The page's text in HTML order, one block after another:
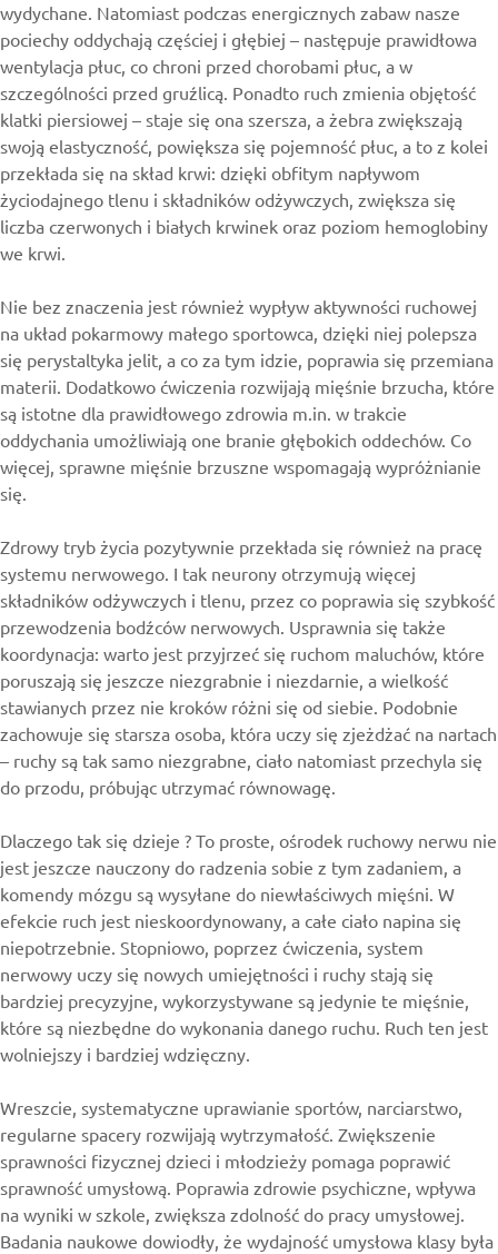
wydychane. Natomiast podczas energicznych zabaw nasze
pociechy oddychają częściej i głębiej – następuje prawidłowa
wentylacja płuc, co chroni przed chorobami płuc, a w
szczególności przed gruźlicą. Ponadto ruch zmienia objętość
klatki piersiowej – staje się ona szersza, a żebra zwiększają
swoją elastyczność, powiększa się pojemność płuc, a to z kolei
przekłada się na skład krwi: dzięki obfitym napływom
życiodajnego tlenu i składników odżywczych, zwiększa się
liczba czerwonych i białych krwinek oraz poziom hemoglobiny
we krwi.
Nie bez znaczenia jest również wypływ aktywności ruchowej
na układ pokarmowy małego sportowca, dzięki niej polepsza
się perystaltyka jelit, a co za tym idzie, poprawia się przemiana
materii. Dodatkowo ćwiczenia rozwijają mięśnie brzucha, które
są istotne dla prawidłowego zdrowia m.in. w trakcie
oddychania umożliwiają one branie głębokich oddechów. Co
więcej, sprawne mięśnie brzuszne wspomagają wypróżnianie
się.
Zdrowy tryb życia pozytywnie przekłada się również na pracę
systemu nerwowego. I tak neurony otrzymują więcej
składników odżywczych i tlenu, przez co poprawia się szybkość
przewodzenia bodźców nerwowych. Usprawnia się także
koordynacja: warto jest przyjrzeć się ruchom maluchów, które
poruszają się jeszcze niezgrabnie i niezdarnie, a wielkość
stawianych przez nie kroków różni się od siebie. Podobnie
zachowuje się starsza osoba, która uczy się zjeżdżać na nartach
– ruchy są tak samo niezgrabne, ciało natomiast przechyla się
do przodu, próbując utrzymać równowagę.
Dlaczego tak się dzieje ? To proste, ośrodek ruchowy nerwu nie
jest jeszcze nauczony do radzenia sobie z tym zadaniem, a
komendy mózgu są wysyłane do niewłaściwych mięśni. W
efekcie ruch jest nieskoordynowany, a całe ciało napina się
niepotrzebnie. Stopniowo, poprzez ćwiczenia, system
nerwowy uczy się nowych umiejętności i ruchy stają się
bardziej precyzyjne, wykorzystywane są jedynie te mięśnie,
które są niezbędne do wykonania danego ruchu. Ruch ten jest
wolniejszy i bardziej wdzięczny.
Wreszcie, systematyczne uprawianie sportów, narciarstwo,
regularne spacery rozwijają wytrzymałość. Zwiększenie
sprawności fizycznej dzieci i młodzieży pomaga poprawić
sprawność umysłową. Poprawia zdrowie psychiczne, wpływa
na wyniki w szkole, zwiększa zdolność do pracy umysłowej.
Badania naukowe dowiodły, że wydajność umysłowa klasy była